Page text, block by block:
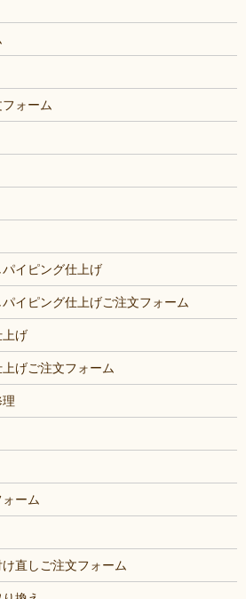
ォーム
イピング仕上げ
イピング仕上げご注文フォーム
上げ
げご注文フォーム
ーム
直しご注文フォーム